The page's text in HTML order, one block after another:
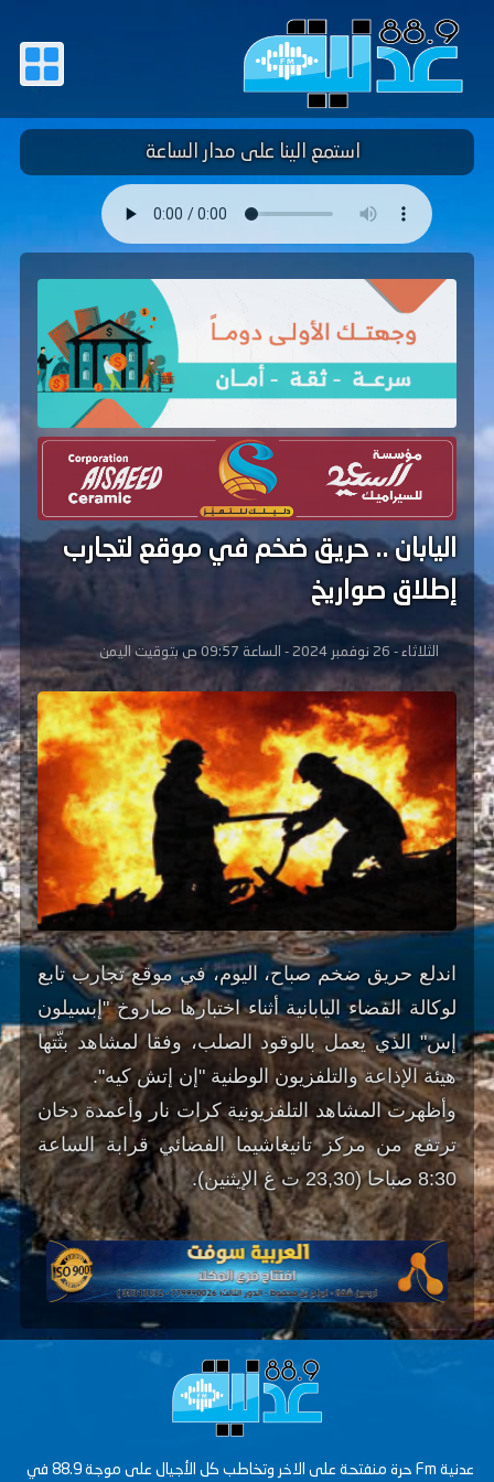
استمع الينا على مدار الساعة
اليابان .. حريق ضخم في موقع لتجارب
إطلاق صواريخ
الثلاثاء - 26 نوفمبر 2024 - الساعة 09:57 ص بتوقيت اليمن
اندلع حريق ضخم صباح، اليوم، في موقع تجارب تابع
لوكالة الفضاء اليابانية أثناء اختبارها صاروخ "إبسيلون
إس" الذي يعمل بالوقود الصلب، وفقا لمشاهد بثّتها
هيئة الإذاعة والتلفزيون الوطنية "إن إتش كيه".
وأظهرت المشاهد التلفزيونية كرات نار وأعمدة دخان
ترتفع من مركز تانيغاشيما الفضائي قرابة الساعة
8:30 صباحا (23,30 ت غ الإيثنين).
عدنية Fm حرة منفتحة على الاخر وتخاطب كل الأجيال على موجة 88.9 في